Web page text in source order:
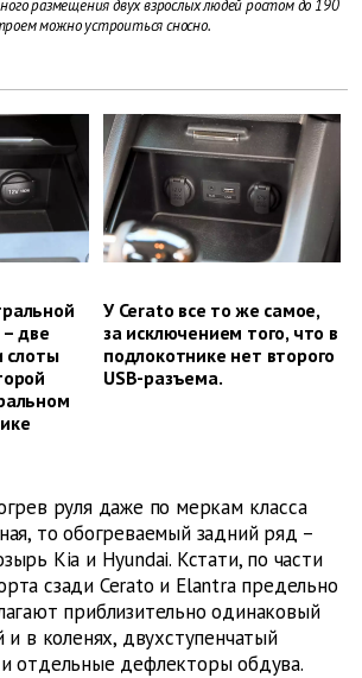
размещения двух взрослых людей ростом до 190
можно устроиться сносно.
две
слоты
У Cerato все то же самое,
за исключением того, что в
подлокотнике нет второго
USB-разъема.
руля даже по меркам класса
то обогреваемый задний ряд –
Kia и Hyundai. Кстати, по части
сзади Cerato и Elantra предельно
приблизительно одинаковый
и в коленях, двухступенчатый
отдельные дефлекторы обдува.